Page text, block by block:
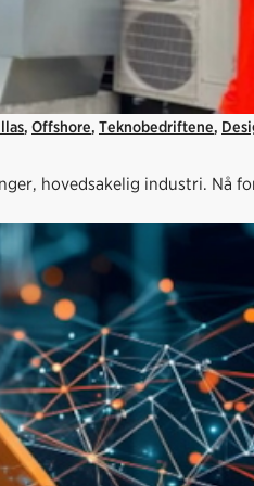
, Offshore, Teknobedriftene,
hovedsakelig industri. Nå